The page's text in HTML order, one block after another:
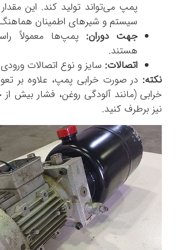
پمپ می‌تواند تولید کند. این
سیستم و شیرهای اطمینان
جهت دوران: پمپ‌ها معمولاً
هستند.
اتصالات: سایز و نوع اتصالات
نکته: در صورت خرابی پمپ، علاوه بر
خرابی (مانند آلودگی روغن، فشار بیش از
نیز برطرف کنید.